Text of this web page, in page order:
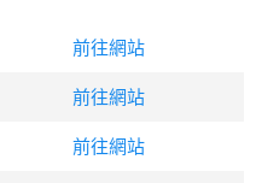
前往網站
前往網站
前往網站